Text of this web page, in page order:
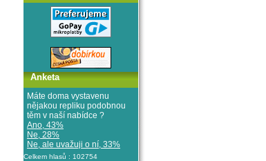
Anketa
Máte doma vystavenu
nějakou repliku podobnou
těm v naší nabídce ?
Ano, 43%
Ne, 28%
Ne, ale uvažuji o ní, 33%
Celkem hlasů : 102754